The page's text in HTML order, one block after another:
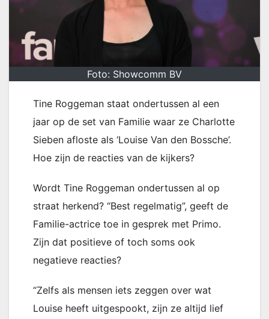
Foto: Showcomm BV
Tine Roggeman staat ondertussen al een
jaar op de set van Familie waar ze Charlotte
Sieben afloste als ‘Louise Van den Bossche’.
Hoe zijn de reacties van de kijkers?
Wordt Tine Roggeman ondertussen al op
straat herkend? “Best regelmatig”, geeft de
Familie-actrice toe in gesprek met Primo.
Zijn dat positieve of toch soms ook
negatieve reacties?
“Zelfs als mensen iets zeggen over wat
Louise heeft uitgespookt, zijn ze altijd lief